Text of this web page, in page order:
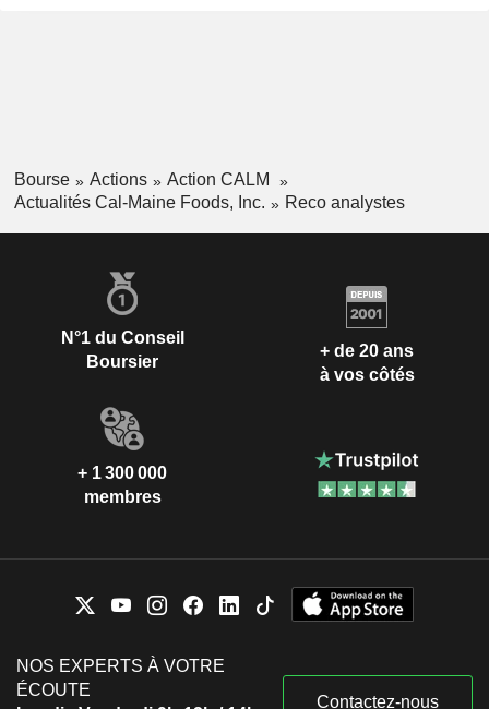
Bourse Actions
Action CALM
Actualités Cal-Maine Foods, Inc.
Reco analystes
N°1 du Conseil
Boursier
+ de 20 ans
à vos côtés
+ 1 300 000
membres
NOS EXPERTS À VOTRE
ÉCOUTE
Contactez-nous